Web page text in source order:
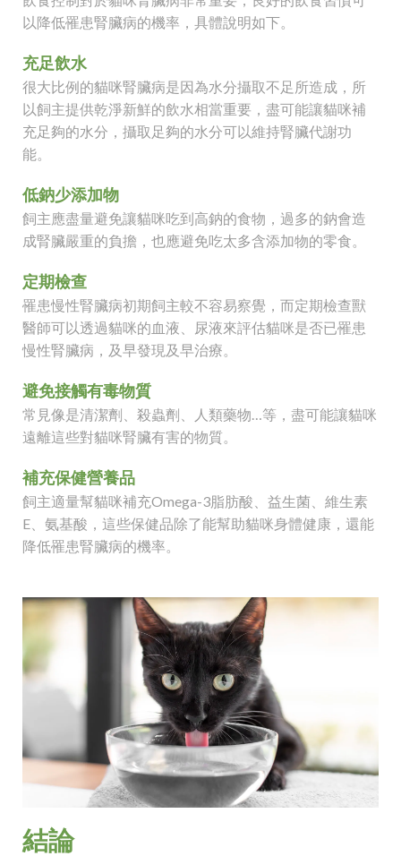
以降低罹患腎臟病的機率，具體說明如下。
充足飲水
很大比例的貓咪腎臟病是因為水分攝取不足所造成，所
以飼主提供乾淨新鮮的飲水相當重要，盡可能讓貓咪補
充足夠的水分，攝取足夠的水分可以維持腎臟代謝功
能。
低鈉少添加物
飼主應盡量避免讓貓咪吃到高鈉的食物，過多的鈉會造
成腎臟嚴重的負擔，也應避免吃太多含添加物的零食。
定期檢查
罹患慢性腎臟病初期飼主較不容易察覺，而定期檢查獸
醫師可以透過貓咪的血液、尿液來評估貓咪是否已罹患
慢性腎臟病，及早發現及早治療。
避免接觸有毒物質
常見像是清潔劑、殺蟲劑、人類藥物…等，盡可能讓貓咪
遠離這些對貓咪腎臟有害的物質。
補充保健營養品
飼主適量幫貓咪補充Omega-3脂肪酸、益生菌、維生素
E、氨基酸，這些保健品除了能幫助貓咪身體健康，還能
降低罹患腎臟病的機率。
結論